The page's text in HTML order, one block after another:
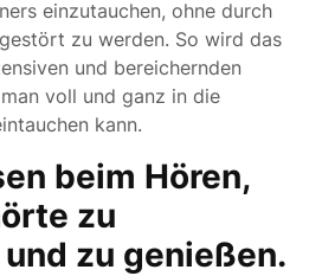
einzutauchen, ohne durch
zu werden. So wird das
und bereichernden
voll und ganz in die
kann.
beim Hören,
zu
zu genießen.